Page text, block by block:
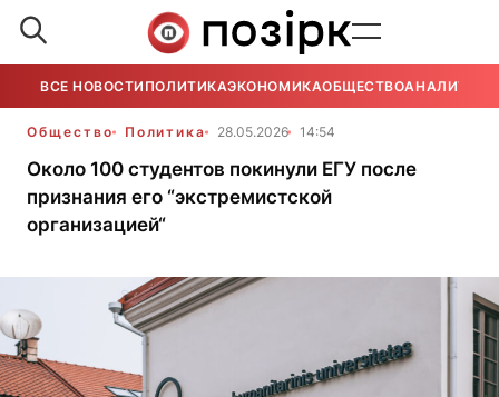
ВСЕ НОВОСТИ ПОЛИТИКАЭКОНОМИКАОБЩЕСТВОАНАЛИТИКА
Общество Политика 28.05.2026 14:54
Около 100 студентов покинули ЕГУ после
признания его “экстремистской
организацией“